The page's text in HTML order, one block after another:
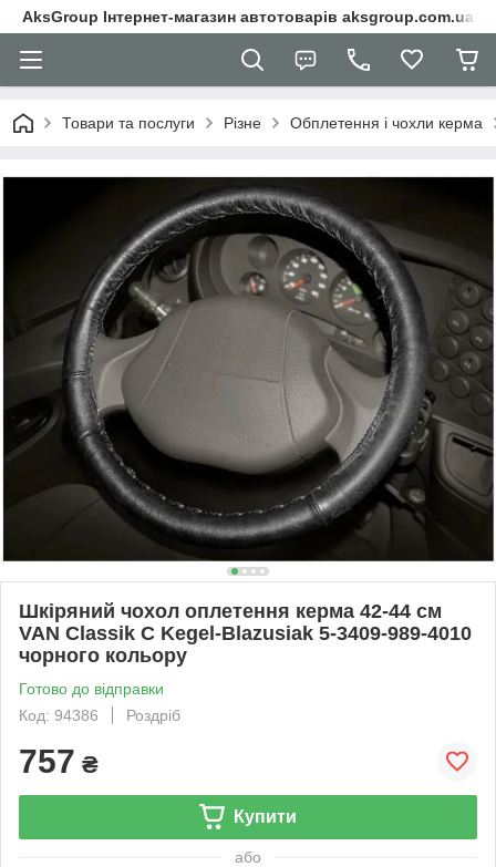
AksGroup Інтернет-магазин автотоварів aksgroup.com.ua
Товари та послуги Різне Обплетення і чохли керма
Шкіряний чохол оплетення керма 42-44 см
VAN Classik С Kegel-Blazusiak 5-3409-989-4010
чорного кольору
Готово до відправки
Код: 94386
Роздріб
757 ₴
Купити
або